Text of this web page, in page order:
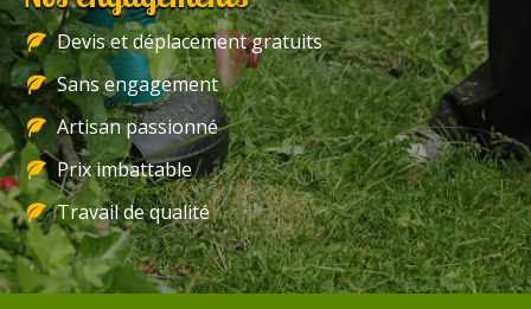
Devis et déplacement gratuits
Sans engagement
Artisan passionné
Prix imbattable
Travail de qualité